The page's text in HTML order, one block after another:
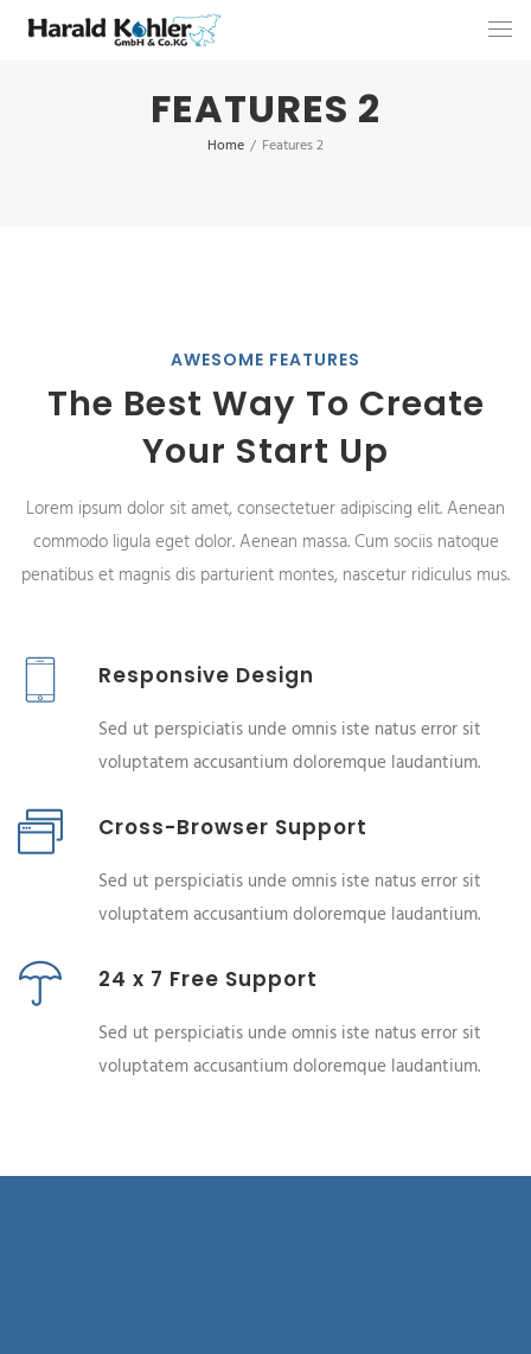
FEATURES 2
Home / Features 2
AWESOME FEATURES
The Best Way To Create
Your Start Up
Lorem ipsum dolor sit amet, consectetuer adipiscing elit. Aenean
commodo ligula eget dolor. Aenean massa. Cum sociis natoque
penatibus et magnis dis parturient montes, nascetur ridiculus mus.
Responsive Design
Sed ut perspiciatis unde omnis iste natus error sit
voluptatem accusantium doloremque laudantium.
Cross-Browser Support
Sed ut perspiciatis unde omnis iste natus error sit
voluptatem accusantium doloremque laudantium.
24 x 7 Free Support
Sed ut perspiciatis unde omnis iste natus error sit
voluptatem accusantium doloremque laudantium.